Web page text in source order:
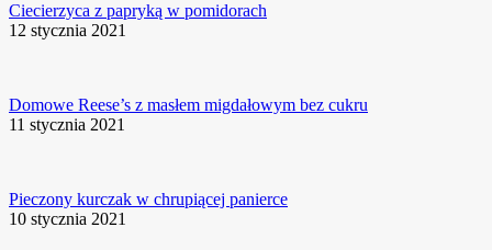
Ciecierzyca z papryką w pomidorach
12 stycznia 2021
Domowe Reese’s z masłem migdałowym bez cukru
11 stycznia 2021
Pieczony kurczak w chrupiącej panierce
10 stycznia 2021